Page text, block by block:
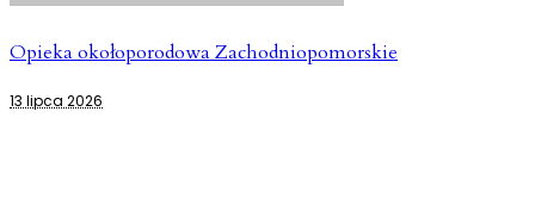
Opieka okołoporodowa Zachodniopomorskie
13 lipca 2026